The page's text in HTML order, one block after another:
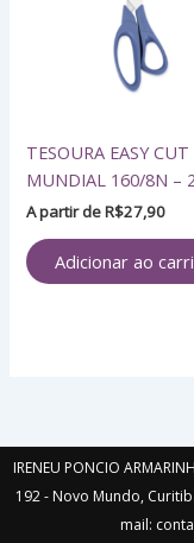
TESOURA EASY CUT
MUNDIAL 160/8N –
A partir deR$27,90
Adicionar ao
IRENEU PONCIO
192 - Novo Mundo,
mail: